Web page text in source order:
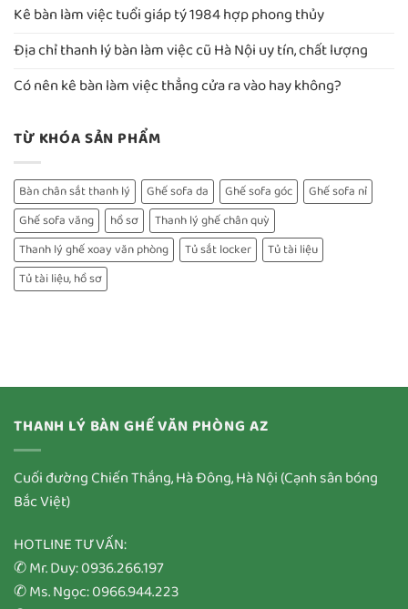
Kê bàn làm việc tuổi giáp tý 1984 hợp phong thủy
Địa chỉ thanh lý bàn làm việc cũ Hà Nội uy tín, chất lượng
Có nên kê bàn làm việc thẳng cửa ra vào hay không?
TỪ KHÓA SẢN PHẨM
Bàn chân sắt thanh lý Ghế sofa da Ghế sofa góc
Ghế sofa nỉ
Ghế sofa văng
hồ sơ
Thanh lý ghế chân quỳ
Thanh lý ghế xoay văn phòng
Tủ sắt locker
Tủ tài liệu
Tủ tài liệu, hồ sơ
THANH LÝ BÀN GHẾ VĂN PHÒNG AZ
Cuối đường Chiến Thắng, Hà Đông, Hà Nội (Cạnh sân bóng
Bắc Việt)
HOTLINE TƯ VẤN:
✆ Mr. Duy: 0936.266.197
✆ Ms. Ngọc: 0966.944.223